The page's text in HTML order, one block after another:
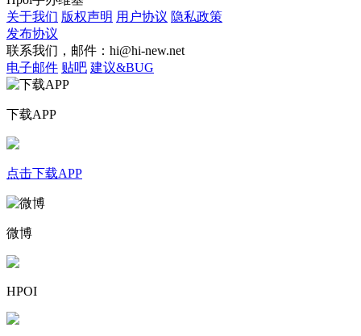
关于我们 版权声明 用户协议 隐私政策
发布协议
联系我们，邮件：hi@hi-new.net
电子邮件 贴吧 建议&BUG
下载APP
点击下载APP
微博
HPOI